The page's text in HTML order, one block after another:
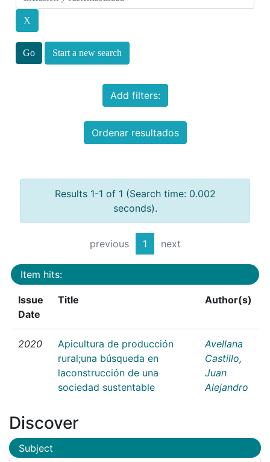
Start a new search
Add filters:
Ordenar resultados
Results 1-1 of 1 (Search time: 0.002
seconds).
previous 1 next
Item hits:
Issue
Date
Title Author(s)
2020
Apicultura de producción
rural;una búsqueda en
laconstrucción de una
sociedad sustentable
Avellana
Castillo,
Juan
Alejandro
Discover
Subject